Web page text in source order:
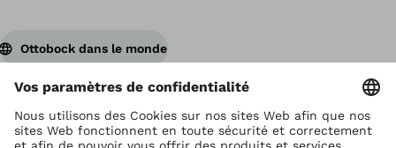
Ottobock dans le monde
Ottobock est titulaire du droit d’auteur